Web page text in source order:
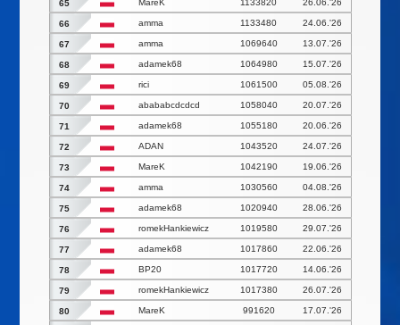
65 MareK 1133820 26.06.'26
66 amma 1133480 24.06.'26
67 amma 1069640 13.07.'26
68 adamek68 1064980 15.07.'26
69 rici 1061500 05.08.'26
70 abababcdcdcd 1058040 20.07.'26
71 adamek68 1055180 20.06.'26
72 ADAN 1043520 24.07.'26
73 MareK 1042190 19.06.'26
74 amma 1030560 04.08.'26
75 adamek68 1020940 28.06.'26
76 romekHankiewicz 1019580 29.07.'26
77 adamek68 1017860 22.06.'26
78 BP20 1017720 14.06.'26
79 romekHankiewicz 1017380 26.07.'26
80 MareK 991620 17.07.'26